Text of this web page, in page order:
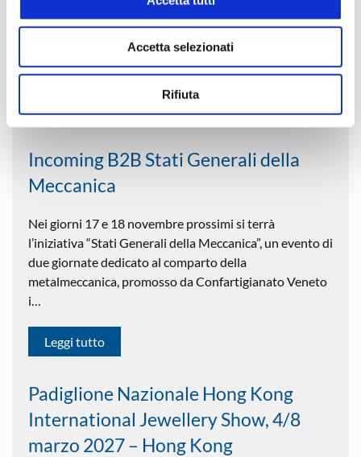
Accetta selezionati
Rifiuta
Iniziative Estero
Altre Iniziative
Incoming B2B Stati Generali della
Meccanica
Nei giorni 17 e 18 novembre prossimi si terrà
l’iniziativa “Stati Generali della Meccanica”, un evento di
due giornate dedicato al comparto della
metalmeccanica, promosso da Confartigianato Veneto
i…
Leggi tutto
Padiglione Nazionale Hong Kong
International Jewellery Show, 4/8
marzo 2027 – Hong Kong